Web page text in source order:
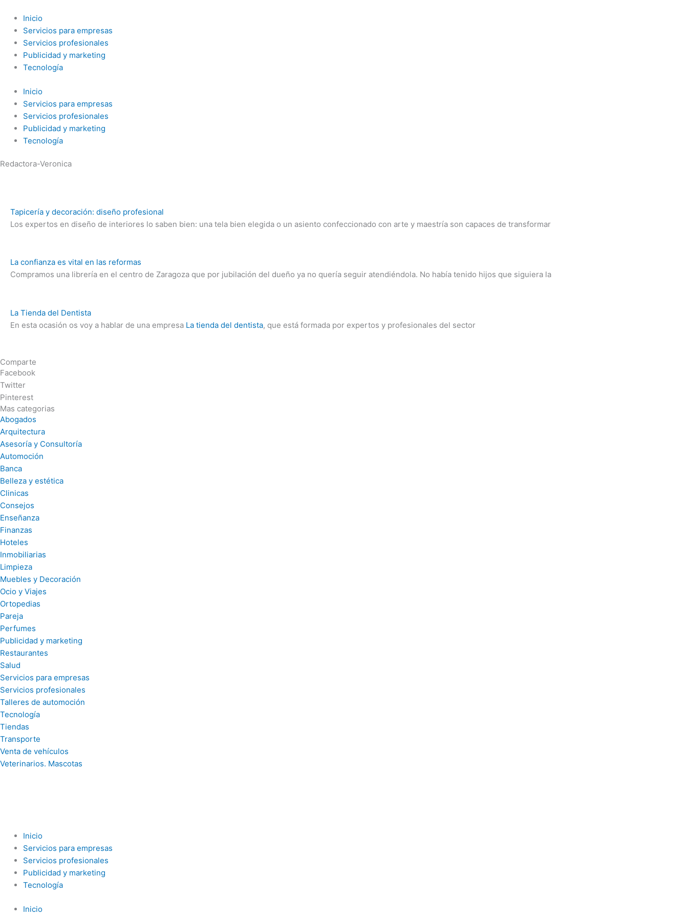
contenido
Inicio
Servicios para empresas
Servicios profesionales
Publicidad y marketing
Tecnología
Inicio
Servicios para empresas
Servicios profesionales
Publicidad y marketing
Tecnología
Redactora-Veronica
Tapicería y decoración: diseño profesional
Los expertos en diseño de interiores lo saben bien: una tela bien elegida o un asiento confeccionado con arte y maestría son capaces de transformar
La confianza es vital en las reformas
Compramos una librería en el centro de Zaragoza que por jubilación del dueño ya no quería seguir atendiéndola. No había tenido hijos que siguiera la
La Tienda del Dentista
En esta ocasión os voy a hablar de una empresa La tienda del dentista, que está formada por expertos y profesionales del sector
Comparte
Facebook
Twitter
Pinterest
Mas categorias
Abogados
Arquitectura
Asesoría y Consultoría
Automoción
Banca
Belleza y estética
Clinicas
Consejos
Enseñanza
Finanzas
Hoteles
Inmobiliarias
Limpieza
Muebles y Decoración
Ocio y Viajes
Ortopedias
Pareja
Perfumes
Publicidad y marketing
Restaurantes
Salud
Servicios para empresas
Servicios profesionales
Talleres de automoción
Tecnología
Tiendas
Transporte
Venta de vehículos
Veterinarios. Mascotas
Inicio
Servicios para empresas
Servicios profesionales
Publicidad y marketing
Tecnología
Inicio